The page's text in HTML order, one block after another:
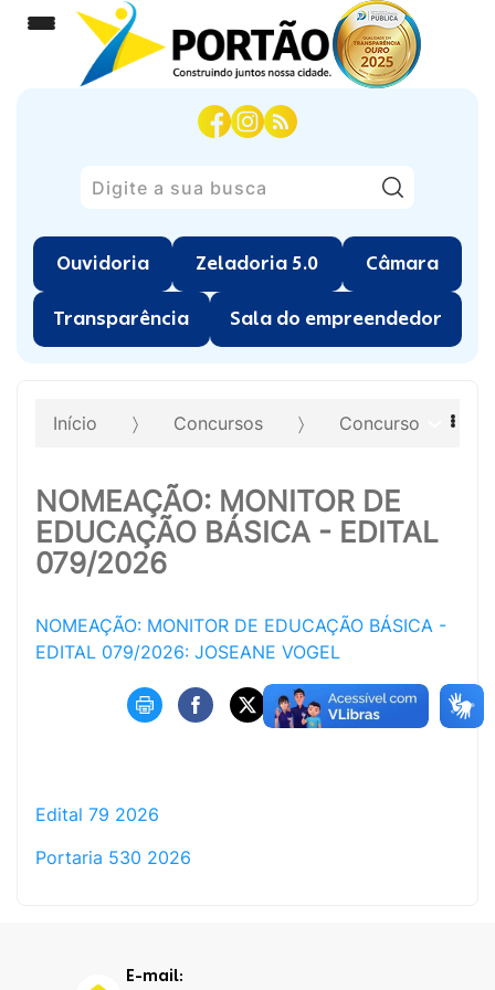
Ouvidoria Zeladoria 5.0 Câmara
Transparência Sala do empreendedor
Início Concursos Concurso
NOMEAÇÃO: MONITOR DE
EDUCAÇÃO BÁSICA - EDITAL
079/2026
NOMEAÇÃO: MONITOR DE EDUCAÇÃO BÁSICA -
EDITAL 079/2026: JOSEANE VOGEL
Edital 79 2026
Portaria 530 2026
E-mail: